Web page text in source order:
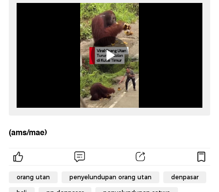
(ams/mae)
orang utan penyelundupan orang utan denpasar